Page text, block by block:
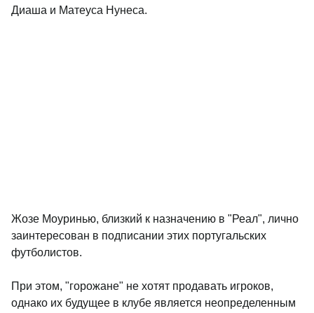
Диаша и Матеуса Нунеса.
Жозе Моуринью, близкий к назначению в "Реал", лично
заинтересован в подписании этих португальских
футболистов.
При этом, "горожане" не хотят продавать игроков,
однако их будущее в клубе является неопределенным